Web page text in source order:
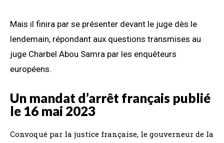
Mais il finira par se présenter devant le juge dès le
lendemain, répondant aux questions transmises au
juge Charbel Abou Samra par les enquêteurs
européens.
Un mandat d’arrêt français publié
le 16 mai 2023
Convoqué par la justice française, le gouverneur de la